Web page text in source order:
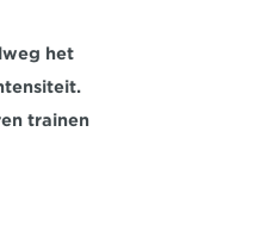
het
trainen